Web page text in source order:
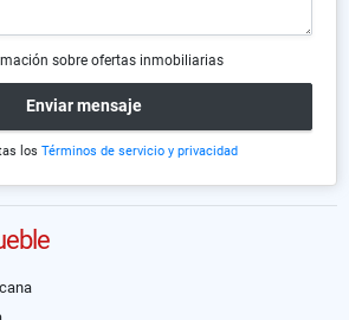
sobre ofertas inmobiliarias
Enviar mensaje
los Términos de servicio y privacidad